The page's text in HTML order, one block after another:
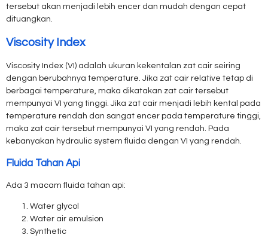
tersebut akan menjadi lebih encer dan mudah dengan cepat
dituangkan.
Viscosity Index
Viscosity Index (VI) adalah ukuran kekentalan zat cair seiring
dengan berubahnya temperature. Jika zat cair relative tetap di
berbagai temperature, maka dikatakan zat cair tersebut
mempunyai VI yang tinggi. Jika zat cair menjadi lebih kental pada
temperature rendah dan sangat encer pada temperature tinggi,
maka zat cair tersebut mempunyai VI yang rendah. Pada
kebanyakan hydraulic system fluida dengan VI yang rendah.
Fluida Tahan Api
Ada 3 macam fluida tahan api:
Water glycol
Water air emulsion
Synthetic